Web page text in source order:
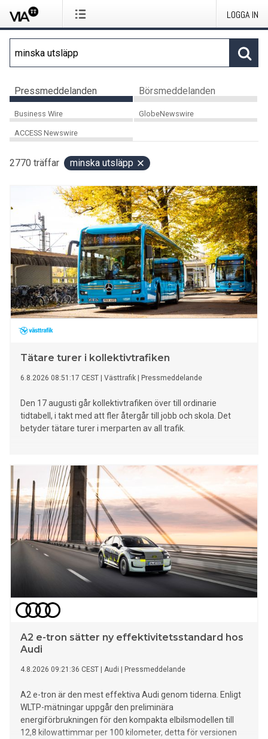
LOGGA IN
Pressmeddelanden Börsmeddelanden
Business Wire GlobeNewswire
ACCESS Newswire
2770 träffar minska utsläpp
Tätare turer i kollektivtrafiken
6.8.2026 08:51:17 CEST Västtrafik Pressmeddelande
Den 17 augusti går kollektivtrafiken över till ordinarie
tidtabell, i takt med att fler återgår till jobb och skola. Det
betyder tätare turer i merparten av all trafik.
A2 e-tron sätter ny effektivitetsstandard hos
Audi
4.8.2026 09:21:36 CEST Audi Pressmeddelande
A2 e-tron är den mest effektiva Audi genom tiderna. Enligt
WLTP-mätningar uppgår den preliminära
energiförbrukningen för den kompakta elbilsmodellen till
12,8 kilowattimmar per 100 kilometer, detta för versionen